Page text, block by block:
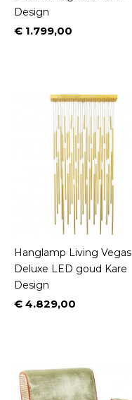
Design
Prijs
€ 1.799,00
Hanglamp Living Vegas
Deluxe LED goud Kare
Design
Prijs
€ 4.829,00